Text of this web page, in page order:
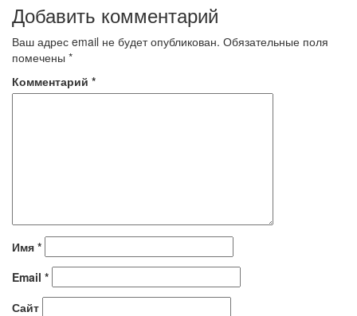
Добавить комментарий
Ваш адрес email не будет опубликован. Обязательные поля
помечены *
Комментарий *
Имя *
Email *
Сайт